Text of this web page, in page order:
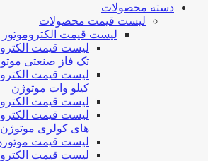
دسته محصولات
لیست قیمت محصولات
لیست قیمت الکتروموتور
لیست قیمت
تک فاز صنعتی
کیلو وات موتوژن
لیست قیمت
لیست قیمت
های کولری موتوژن
لیست قیمت
لیست قیمت